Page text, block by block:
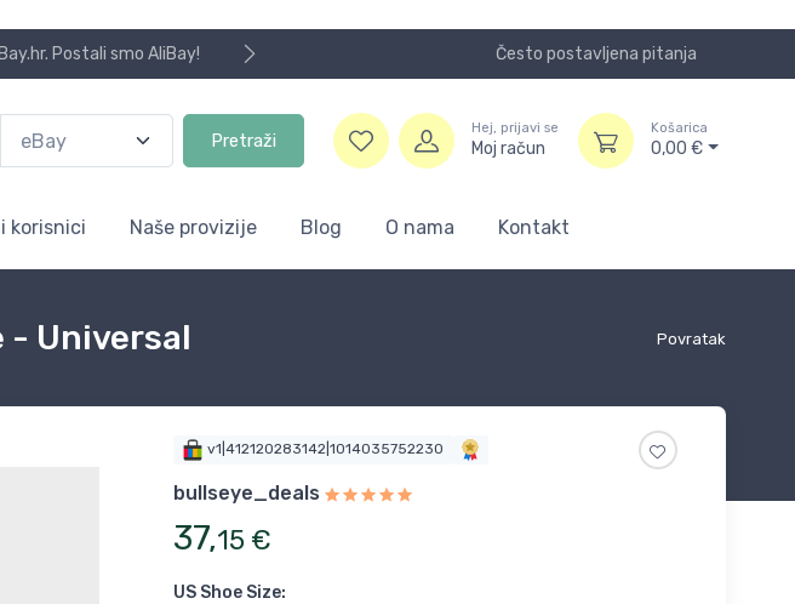
Postali smo AliBay! Često postavljena pitanja
Pretraži
Hej, prijavi se
Moj račun
Košarica
0,00 €
korisnici Naše provizije Blog O nama Kontakt
Povratak
- Universal
v1|412120283142|1014035752230
bullseye_deals
37,15 €
US Shoe Size: